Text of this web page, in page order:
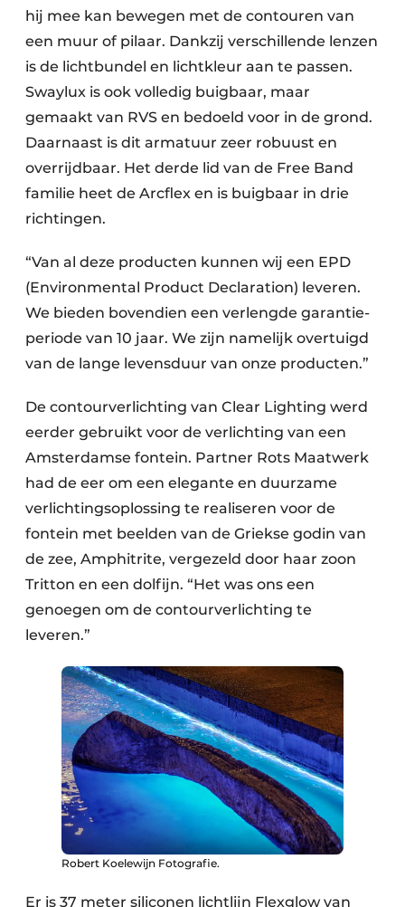
hij mee kan bewegen met de contouren van
een muur of pilaar. Dankzij verschillende lenzen
is de lichtbundel en lichtkleur aan te passen.
Swaylux is ook volledig buigbaar, maar
gemaakt van RVS en bedoeld voor in de grond.
Daarnaast is dit armatuur zeer robuust en
overrijdbaar. Het derde lid van de Free Band
familie heet de Arcflex en is buigbaar in drie
richtingen.
“Van al deze producten kunnen wij een EPD
(Environmental Product Declaration) leveren.
We bieden bovendien een verlengde garantie-
periode van 10 jaar. We zijn namelijk overtuigd
van de lange levensduur van onze producten.”
De contourverlichting van Clear Lighting werd
eerder gebruikt voor de verlichting van een
Amsterdamse fontein. Partner Rots Maatwerk
had de eer om een elegante en duurzame
verlichtingsoplossing te realiseren voor de
fontein met beelden van de Griekse godin van
de zee, Amphitrite, vergezeld door haar zoon
Tritton en een dolfijn. “Het was ons een
genoegen om de contourverlichting te
leveren.”
Robert Koelewijn Fotografie.
Er is 37 meter siliconen lichtlijn Flexglow van